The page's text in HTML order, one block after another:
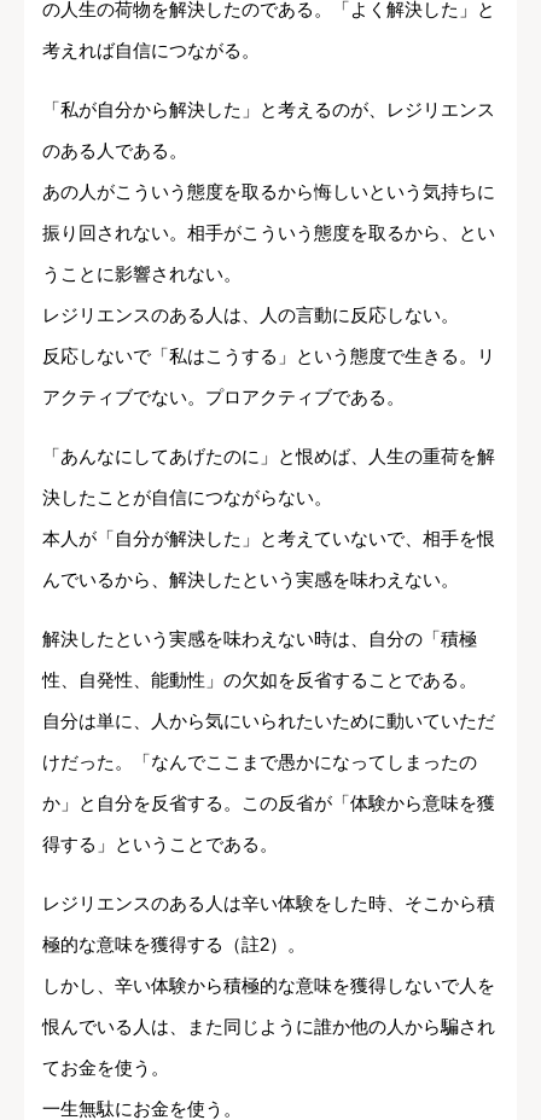
の人生の荷物を解決したのである。「よく解決した」と
考えれば自信につながる。
「私が自分から解決した」と考えるのが、レジリエンス
のある人である。
あの人がこういう態度を取るから悔しいという気持ちに
振り回されない。相手がこういう態度を取るから、とい
うことに影響されない。
レジリエンスのある人は、人の言動に反応しない。
反応しないで「私はこうする」という態度で生きる。リ
アクティブでない。プロアクティブである。
「あんなにしてあげたのに」と恨めば、人生の重荷を解
決したことが自信につながらない。
本人が「自分が解決した」と考えていないで、相手を恨
んでいるから、解決したという実感を味わえない。
解決したという実感を味わえない時は、自分の「積極
性、自発性、能動性」の欠如を反省することである。
自分は単に、人から気にいられたいために動いていただ
けだった。「なんでここまで愚かになってしまったの
か」と自分を反省する。この反省が「体験から意味を獲
得する」ということである。
レジリエンスのある人は辛い体験をした時、そこから積
極的な意味を獲得する（註2）。
しかし、辛い体験から積極的な意味を獲得しないで人を
恨んでいる人は、また同じように誰か他の人から騙され
てお金を使う。
一生無駄にお金を使う。